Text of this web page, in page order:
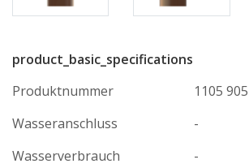
product_basic_specifications
Produktnummer
1105
Wasseranschluss
-
Wasserverbrauch
-